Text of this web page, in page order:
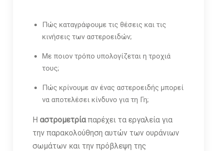
Πώς καταγράφουμε τις θέσεις και τις
κινήσεις των αστεροειδών;
Με ποιον τρόπο υπολογίζεται η τροχιά
τους;
Πώς κρίνουμε αν ένας αστεροειδής μπορεί
να αποτελέσει κίνδυνο για τη Γη;
Η αστρομετρίαπαρέχει τα εργαλεία για
την παρακολούθηση αυτών των ουράνιων
σωμάτων και την πρόβλεψη της